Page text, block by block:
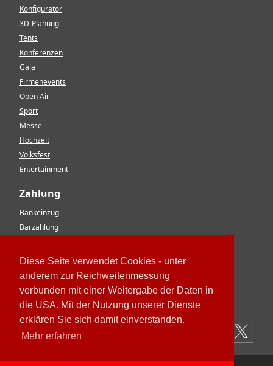
Diese Seite verwendet Cookies - unter
anderem zur Reichweitenmessung
verbunden mit einer Weitergabe der Daten in
die USA. Mit der Nutzung unserer Dienste
erklären Sie sich damit einverstanden.
Mehr erfahren
Konfigurator
3D-Planung
Tents
Konferenzen
Gala
Firmenevents
Open Air
Sport
Messe
Hochzeit
Volksfest
Entertainment
Zahlung
Bankeinzug
Barzahlung
EC-Karte
Kreditkarte
Rechnung
Paypal